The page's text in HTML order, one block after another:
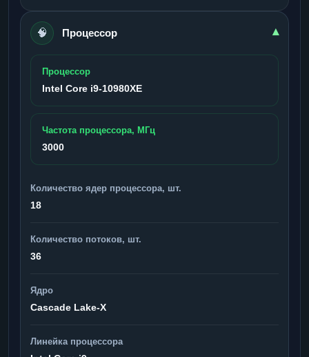
🧠 Процессор ▾
Процессор
Intel Core i9-10980XE
Частота процессора, МГц
3000
Количество ядер процессора, шт.
18
Количество потоков, шт.
36
Ядро
Cascade Lake-X
Линейка процессора